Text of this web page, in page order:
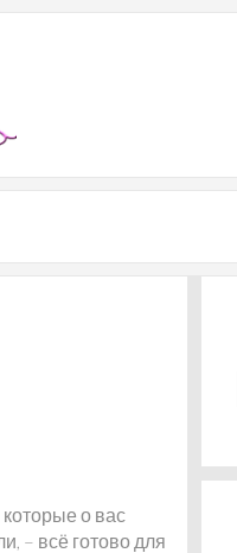
о вас
– всё готово для